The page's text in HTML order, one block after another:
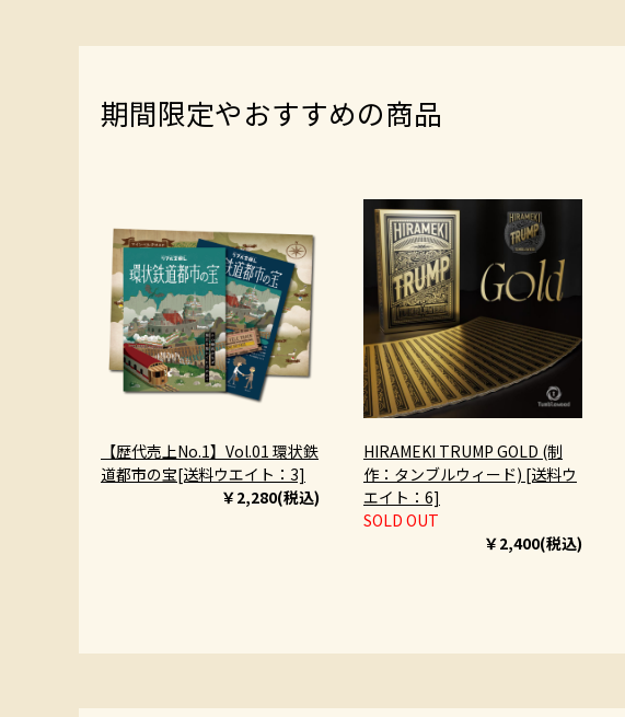
期間限定やおすすめの商品
【歴代売上No.1】Vol.01 環状鉄
道都市の宝[送料ウエイト：3]
￥2,280(税込)
HIRAMEKI TRUMP GOLD (制
作：タンブルウィード) [送料ウ
エイト：6]
SOLD OUT
￥2,400(税込)